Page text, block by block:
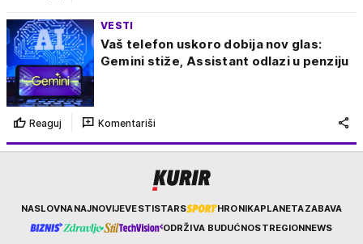
VESTI
Vaš telefon uskoro dobija nov glas:
Gemini stiže, Assistant odlazi u penziju
Reaguj Komentariši
KurirNASLOVNANAJNOVIJEVESTISTARS HRONIKAPLANETAZABAVA
ODRŽIVA BUDUĆNOSTREGIONNEWS